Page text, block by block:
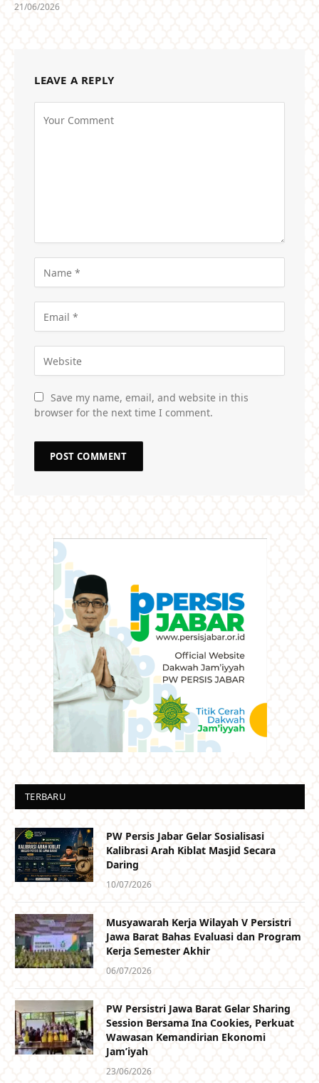
21/06/2026
LEAVE A REPLY
Save my name, email, and website in this
browser for the next time I comment.
TERBARU
PW Persis Jabar Gelar Sosialisasi
Kalibrasi Arah Kiblat Masjid Secara
Daring
10/07/2026
Musyawarah Kerja Wilayah V Persistri
Jawa Barat Bahas Evaluasi dan Program
Kerja Semester Akhir
06/07/2026
PW Persistri Jawa Barat Gelar Sharing
Session Bersama Ina Cookies, Perkuat
Wawasan Kemandirian Ekonomi
Jam’iyah
23/06/2026